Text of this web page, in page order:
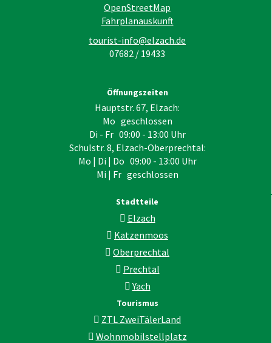
OpenStreetMap
Fahrplanauskunft
tourist-info@elzach.de
07682 / 19433
Öffnungszeiten
Hauptstr. 67, Elzach:
Mo geschlossen
Di - Fr 09:00 - 13:00 Uhr
Schulstr. 8, Elzach-Oberprechtal:
Mo | Di | Do 09:00 - 13:00 Uhr
Mi | Fr geschlossen
Stadtteile
Elzach
Katzenmoos
Oberprechtal
Prechtal
Yach
Tourismus
ZTL ZweiTälerLand
Wohnmobilstellplatz